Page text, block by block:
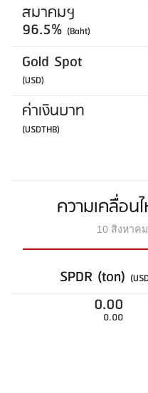
สมาคมฯ
96.5% (Baht)
Gold Spot
(USD)
ค่าเงินบาท
(USDTHB)
ความเคลื่อ
10 สิงหาค
SPDR (ton)
0.00
0.00